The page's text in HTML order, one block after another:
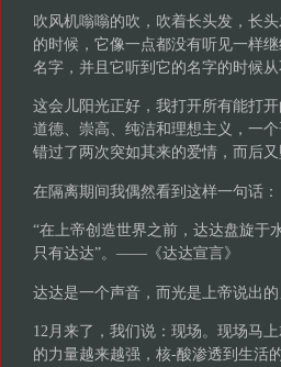
吹风机嗡嗡的吹，吹着长头发，长
的时候，它像一点都没有听见一样
名字，并且它听到它的名字的时候从
这会儿阳光正好，我打开所有能打
道德、崇高、纯洁和理想主义，一
错过了两次突如其来的爱情，而后
在隔离期间我偶然看到这样一句话：
“在上帝创造世界之前，达达盘旋于
只有达达”。——《达达宣言》
达达是一个声音，而光是上帝说出的
12月来了，我们说：现场。现场马
的力量越来越强，核-酸渗透到生活